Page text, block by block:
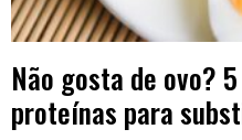
Não gosta de ovo?
proteínas para